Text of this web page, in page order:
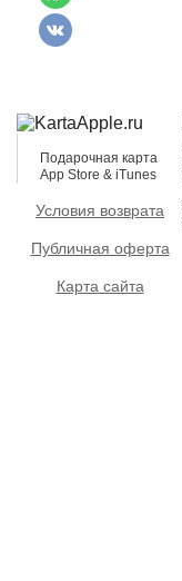
Подарочная карта
App Store & iTunes
Условия возврата
Публичная оферта
Карта сайта